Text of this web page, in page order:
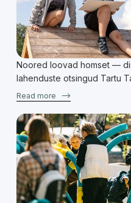
Noored loovad homset —
lahenduste otsingud Tartu
Read more –>